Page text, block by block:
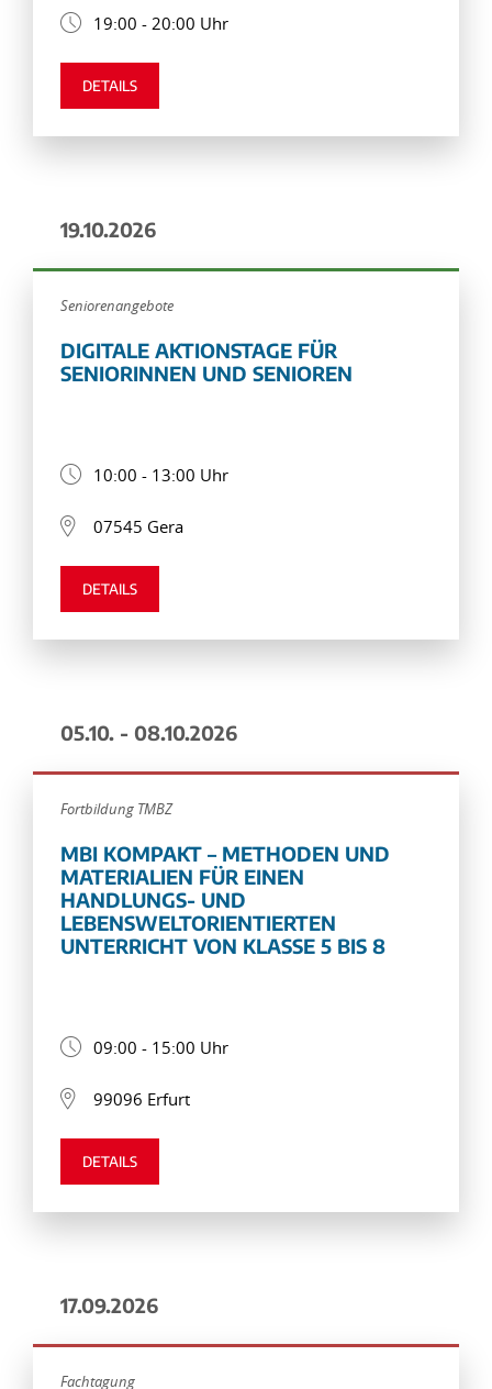
19:00 - 20:00 Uhr
DETAILS
19.10.2026
Seniorenangebote
DIGITALE AKTIONSTAGE FÜR
SENIORINNEN UND SENIOREN
10:00 - 13:00 Uhr
07545 Gera
DETAILS
05.10. - 08.10.2026
Fortbildung TMBZ
MBI KOMPAKT – METHODEN UND
MATERIALIEN FÜR EINEN
HANDLUNGS- UND
LEBENSWELTORIENTIERTEN
UNTERRICHT VON KLASSE 5 BIS 8
09:00 - 15:00 Uhr
99096 Erfurt
DETAILS
17.09.2026
Fachtagung